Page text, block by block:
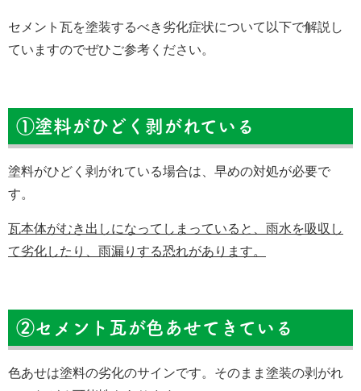
セメント瓦を塗装するべき劣化症状について以下で解説し
ていますのでぜひご参考ください。
①塗料がひどく剥がれている
塗料がひどく剥がれている場合は、早めの対処が必要で
す。
瓦本体がむき出しになってしまっていると、雨水を吸収し
て劣化したり、雨漏りする恐れがあります。
②セメント瓦が色あせてきている
色あせは塗料の劣化のサインです。そのまま塗装の剥がれ